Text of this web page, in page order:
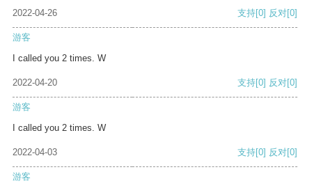
2022-04-26 支持[0] 反对[0]
游客
I called you 2 times. W
2022-04-20 支持[0] 反对[0]
游客
I called you 2 times. W
2022-04-03 支持[0] 反对[0]
游客